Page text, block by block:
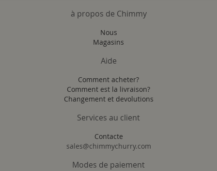
à propos de Chimmy
Nous
Magasins
Aide
Comment acheter?
Comment est la livraison?
Changement et devolutions
Services au client
Contacte
sales@chimmychurry.com
Modes de paiement